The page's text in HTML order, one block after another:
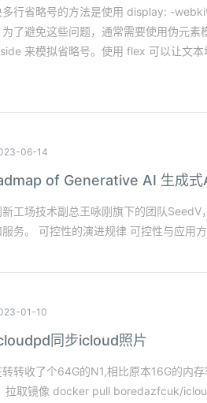
多行省略号的方法是使用 display: -
了避免这些问题，通常需要使用伪元
来模拟省略号。使用 flex 可以让文
06-14
of Generative AI 生成式
工场技术副总王咏刚旗下的团队
务。 可控性的演进规律 可控性与应用
01-10
同步icloud照片
转转收了个64G的N1,相比原本16G的内
拉取镜像 docker pull boredazfcuk/